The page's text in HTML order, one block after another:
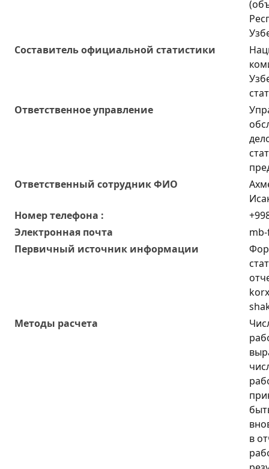
Составитель официальной статистики
Ответственное управление
Oтветственный сотрудник ФИО
Номер телефона :
Электронная почта
Первичный источник информации
Методы расчета
в